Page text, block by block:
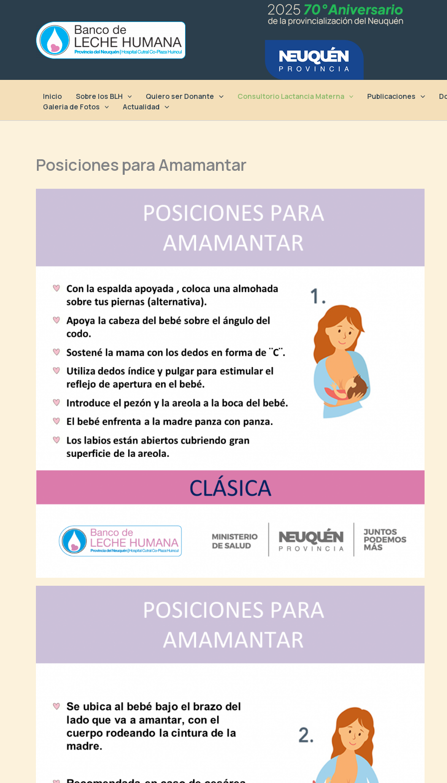
contenido
Inicio Sobre los BLH Quiero ser Donante Consultorio Lactancia Materna Publicaciones
Galeria de Fotos
Actualidad
Posiciones para Amamantar